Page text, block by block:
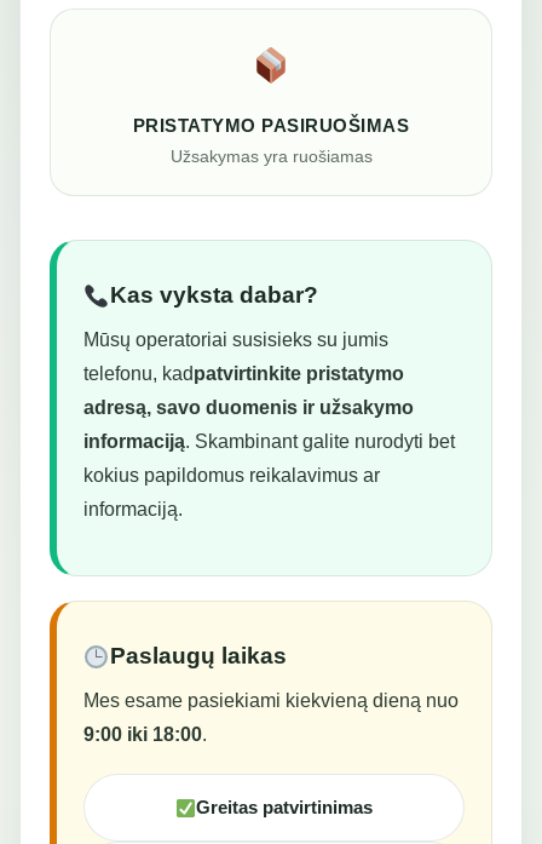
PRISTATYMO PASIRUOŠIMAS
Užsakymas yra ruošiamas
Kas vyksta dabar?
Mūsų operatoriai susisieks su jumis
telefonu, kadpatvirtinkite pristatymo
adresą, savo duomenis ir užsakymo
informaciją. Skambinant galite nurodyti bet
kokius papildomus reikalavimus ar
informaciją.
Paslaugų laikas
Mes esame pasiekiami kiekvieną dieną nuo
9:00 iki 18:00.
Greitas patvirtinimas